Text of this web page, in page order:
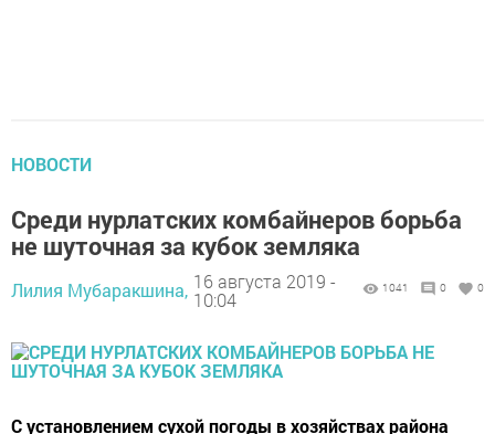
НОВОСТИ
Среди нурлатских комбайнеров борьба
не шуточная за кубок земляка
Лилия Мубаракшина, 16 августа 2019 -
10:04
1041 0 0
С установлением сухой погоды в хозяйствах района